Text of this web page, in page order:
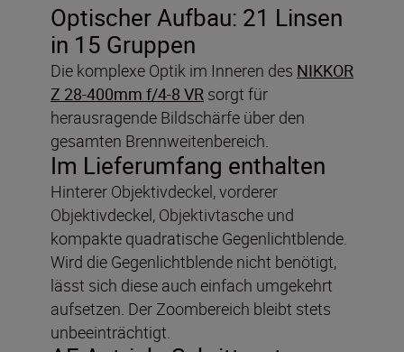
Optischer Aufbau: 21 Linsen
in 15 Gruppen
Die komplexe Optik im Inneren des NIKKOR
Z 28-400mm f/4-8 VR sorgt für
herausragende Bildschärfe über den
gesamten Brennweitenbereich.
Im Lieferumfang enthalten
Hinterer Objektivdeckel, vorderer
Objektivdeckel, Objektivtasche und
kompakte quadratische Gegenlichtblende.
Wird die Gegenlichtblende nicht benötigt,
lässt sich diese auch einfach umgekehrt
aufsetzen. Der Zoombereich bleibt stets
unbeeinträchtigt.